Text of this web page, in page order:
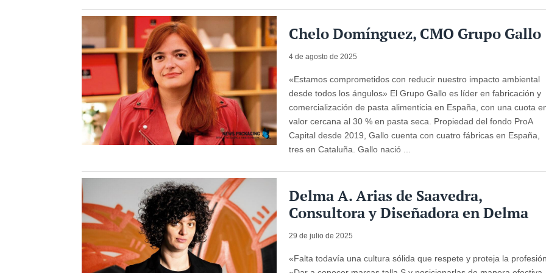
Chelo Domínguez, CMO Grupo Gallo
4 de agosto de 2025
«Estamos comprometidos con reducir nuestro impacto ambiental
desde todos los ángulos» El Grupo Gallo es líder en fabricación y
comercialización de pasta alimenticia en España, con una cuota
valor cercana al 30 % en pasta seca. Propiedad del fondo ProA
Capital desde 2019, Gallo cuenta con cuatro fábricas en España,
tres en Cataluña. Gallo nació ...
Delma A. Arias de Saavedra,
Consultora y Diseñadora en Delma
29 de julio de 2025
«Falta todavía una cultura sólida que respete y proteja la